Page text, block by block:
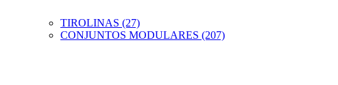
TIROLINAS (27)
CONJUNTOS MODULARES (207)